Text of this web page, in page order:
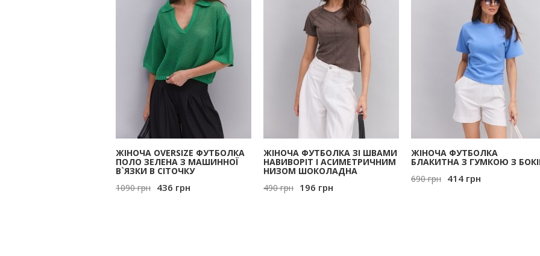
ЖІНОЧА OVERSIZE ФУТБОЛКА
ПОЛО ЗЕЛЕНА З МАШИННОЇ
В`ЯЗКИ В СІТОЧКУ
1090 грн 436 грн
ЖІНОЧА ФУТБОЛКА ЗІ ШВАМИ
НАВИВОРІТ І АСИМЕТРИЧНИМ
НИЗОМ ШОКОЛАДНА
490 грн 196 грн
ЖІНОЧА ФУТБОЛКА
БЛАКИТНА З ГУМКОЮ З
690 грн 414 грн